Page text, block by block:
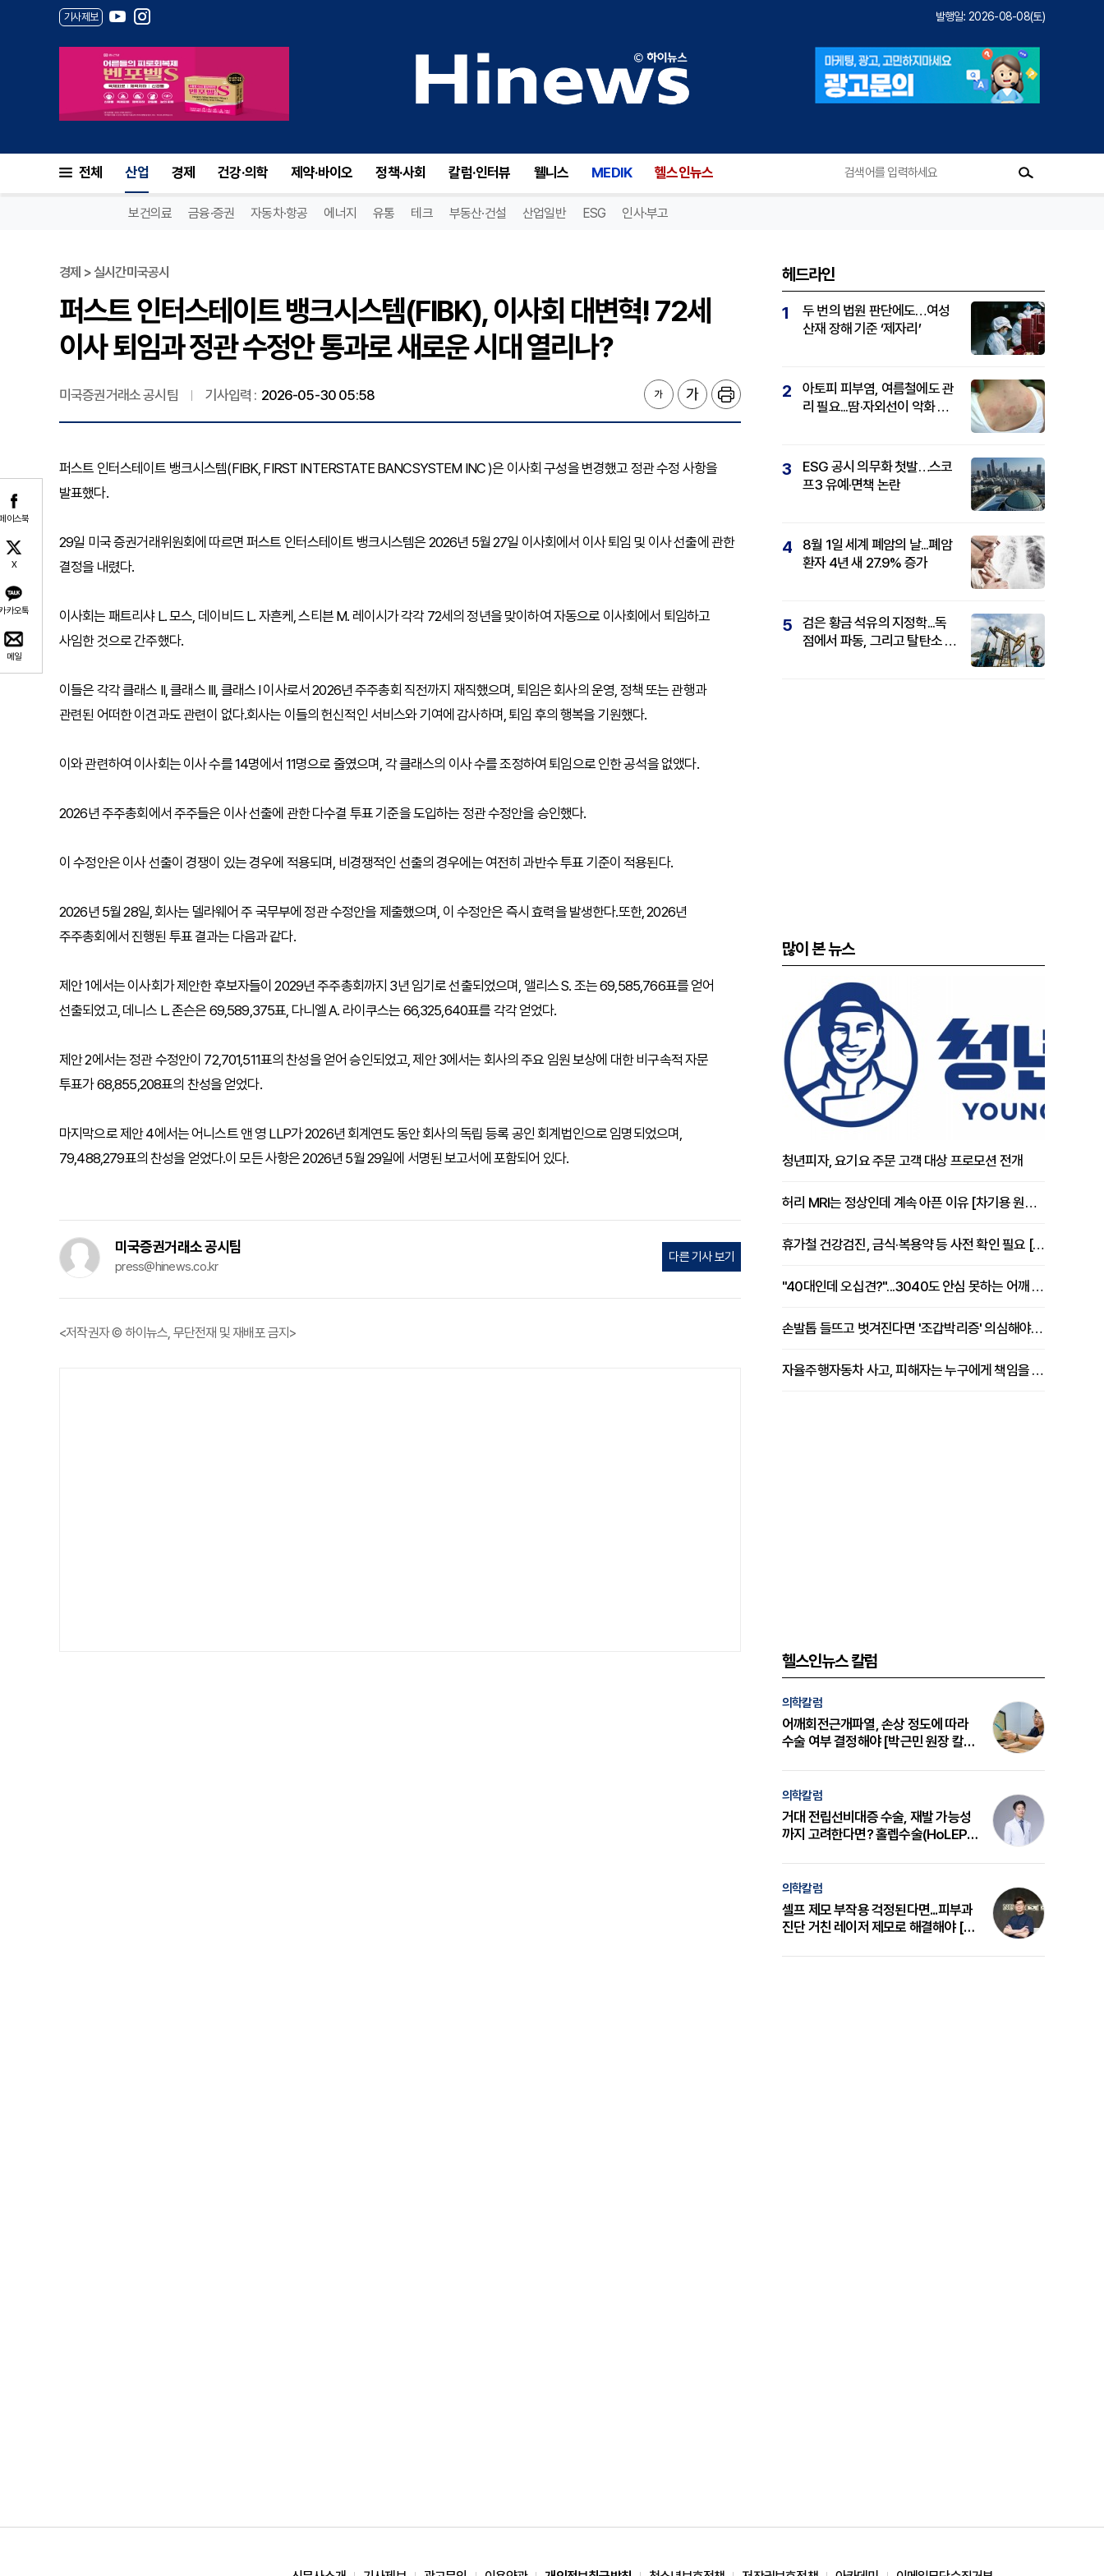
기사제보 발행일: 2026-08-08(토)
전체 산업 경제 건강·의학 제약·바이오 정책·사회 칼럼·인터뷰 웰니스 MEDIK 헬스인뉴스
보건의료 금융·증권 자동차·항공 에너지 유통 테크 부동산·건설 산업일반 ESG 인사·부고
이스북
X
카오톡
메일
경제 > 실시간미국공시
퍼스트 인터스테이트 뱅크시스템(FIBK), 이사회 대변혁! 72세
이사 퇴임과 정관 수정안 통과로 새로운 시대 열리나?
미국증권거래소 공시팀 기사입력 : 2026-05-30 05:58
퍼스트 인터스테이트 뱅크시스템(FIBK, FIRST INTERSTATE BANCSYSTEM INC )은 이사회 구성을 변경했고 정관 수정 사항을
발표했다.
29일 미국 증권거래위원회에 따르면 퍼스트 인터스테이트 뱅크시스템은 2026년 5월 27일 이사회에서 이사 퇴임 및 이사 선출에 관한
결정을 내렸다.
이사회는 패트리샤 L. 모스, 데이비드 L. 자흔케, 스티븐 M. 레이시가 각각 72세의 정년을 맞이하여 자동으로 이사회에서 퇴임하고
사임한 것으로 간주했다.
이들은 각각 클래스 II, 클래스 III, 클래스 I 이사로서 2026년 주주총회 직전까지 재직했으며, 퇴임은 회사의 운영, 정책 또는 관행과
관련된 어떠한 이견과도 관련이 없다.회사는 이들의 헌신적인 서비스와 기여에 감사하며, 퇴임 후의 행복을 기원했다.
이와 관련하여 이사회는 이사 수를 14명에서 11명으로 줄였으며, 각 클래스의 이사 수를 조정하여 퇴임으로 인한 공석을 없앴다.
2026년 주주총회에서 주주들은 이사 선출에 관한 다수결 투표 기준을 도입하는 정관 수정안을 승인했다.
이 수정안은 이사 선출이 경쟁이 있는 경우에 적용되며, 비경쟁적인 선출의 경우에는 여전히 과반수 투표 기준이 적용된다.
2026년 5월 28일, 회사는 델라웨어 주 국무부에 정관 수정안을 제출했으며, 이 수정안은 즉시 효력을 발생한다.또한, 2026년
주주총회에서 진행된 투표 결과는 다음과 같다.
제안 1에서는 이사회가 제안한 후보자들이 2029년 주주총회까지 3년 임기로 선출되었으며, 앨리스 S. 조는 69,585,766표를 얻어
선출되었고, 데니스 L. 존슨은 69,589,375표, 다니엘 A. 라이쿠스는 66,325,640표를 각각 얻었다.
제안 2에서는 정관 수정안이 72,701,511표의 찬성을 얻어 승인되었고, 제안 3에서는 회사의 주요 임원 보상에 대한 비구속적 자문
투표가 68,855,208표의 찬성을 얻었다.
마지막으로 제안 4에서는 어니스트 앤 영 LLP가 2026년 회계연도 동안 회사의 독립 등록 공인 회계법인으로 임명되었으며,
79,488,279표의 찬성을 얻었다.이 모든 사항은 2026년 5월 29일에 서명된 보고서에 포함되어 있다.
미국증권거래소 공시팀
press@hinews.co.kr
다른 기사 보기
<저작권자 © 하이뉴스, 무단전재 및 재배포 금지>
헤드라인
1
두 번의 법원 판단에도…여성
산재 장해 기준 ‘제자리’
2
아토피 피부염, 여름철에도 관
리 필요...땀·자외선이 악화 요
3
ESG 공시 의무화 첫발…스코
프3 유예·면책 논란
4
8월 1일 세계 폐암의 날...폐암
환자 4년 새 27.9% 증가
5
검은 황금 석유의 지정학...독
점에서 파동, 그리고 탈탄소 패
많이 본 뉴스
청년피자, 요기요 주문 고객 대상 프로모션 전개
허리 MRI는 정상인데 계속 아픈 이유 [차기용 원장 칼럼]
휴가철 건강검진, 금식·복용약 등 사전 확인 필요 [정도감 원장 칼럼]
"40대인데 오십견?"...3040도 안심 못하는 어깨 유착성 관절낭염
손발톱 들뜨고 벗겨진다면 '조갑박리증' 의심해야 [김철윤 원장 칼럼]
자율주행자동차 사고, 피해자는 누구에게 책임을 물을 수 있을까
헬스인뉴스 칼럼
의학칼럼
어깨회전근개파열, 손상 정도에 따라
수술 여부 결정해야 [박근민 원장 칼
의학칼럼
거대 전립선비대증 수술, 재발 가능성
까지 고려한다면? 홀렙수술(HoLEP)
의학칼럼
셀프 제모 부작용 걱정된다면...피부과
진단 거친 레이저 제모로 해결해야 [변